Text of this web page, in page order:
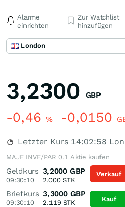
Alarme
einrichten
Zur Watchlist
hinzufügen
London
3,2300 GBP
-0,46 % -0,0150
Letzter Kurs 14:02:58
MAJE INVE/PAR 0.1 Aktie kaufen
Geldkurs
09:30:10
3,2000 GBP
2.000STK
Briefkurs
09:30:10
3,3000 GBP
2.119 STK
Verkauf
Kauf